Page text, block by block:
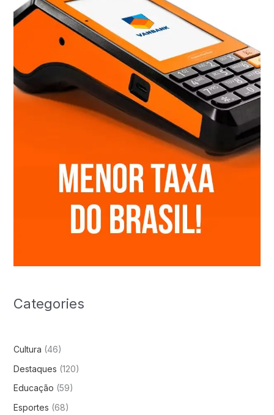
Categories
Cultura (46)
Destaques (120)
Educação (59)
Esportes (68)